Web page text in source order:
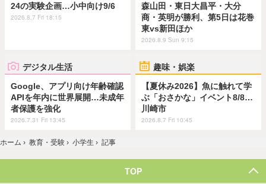
24の実験企画…小中向け9/6
2026.8.7 Fri 18:15
森山田・東日大昌平・大分
商・英明が勝利、第5日は花巻
東vs新田ほか
2026.8.9 Sun 9:15
デジタル生活
Google、アプリ向け年齢確認
APIを年内に世界展開…未成年
者保護を強化
2026.7.31 Fri 13:45
趣味・娯楽
【夏休み2026】魚に触れて学
ぶ「おさかな」イベント8/8…
川崎市
2026.8.7 Fri 10:45
ホーム › 教育・受験 › 小学生 › 記事
TOP